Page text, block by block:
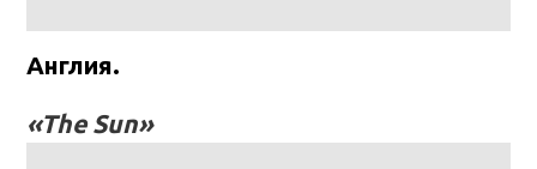
Англия.
«The Sun»